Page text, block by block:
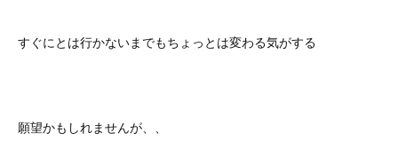
すぐにとは行かないまでもちょっとは変わる気がする
願望かもしれませんが、、